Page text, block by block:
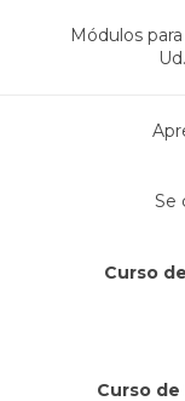
Módulos
Se
Curso
Curso de